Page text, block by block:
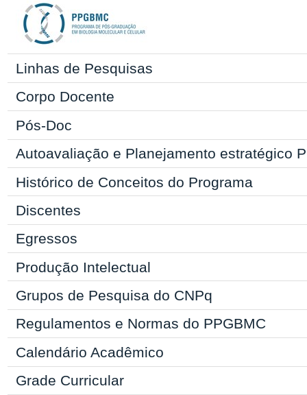
Linhas de Pesquisas
Corpo Docente
Pós-Doc
Autoavaliação e Planejamento estratégico
Histórico de Conceitos do Programa
Discentes
Egressos
Produção Intelectual
Grupos de Pesquisa do CNPq
Regulamentos e Normas do PPGBMC
Calendário Acadêmico
Grade Curricular